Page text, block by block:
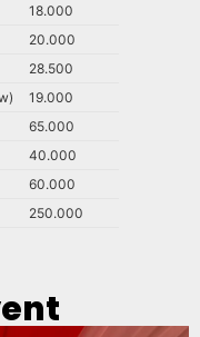
18.000
20.000
28.500
19.000
65.000
40.000
60.000
250.000